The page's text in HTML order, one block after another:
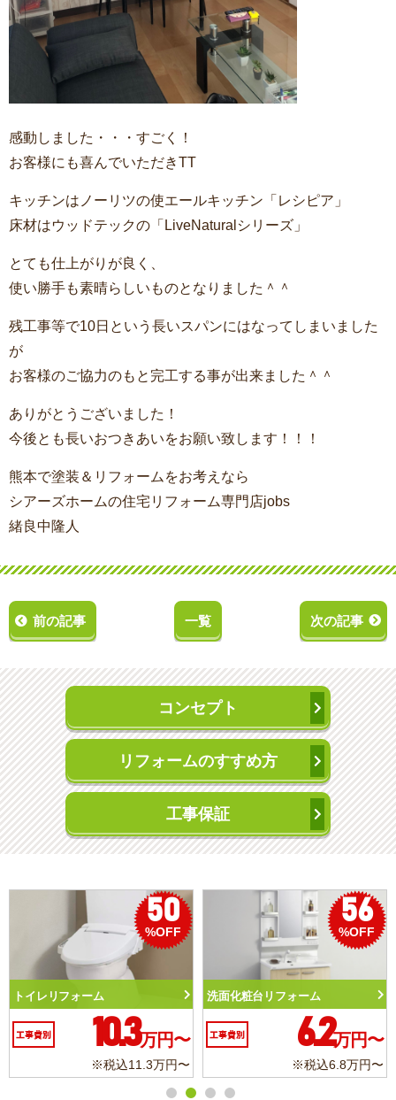
感動しました・・・すごく！
お客様にも喜んでいただきTT
キッチンはノーリツの使エールキッチン「レシピア」
床材はウッドテックの「LiveNaturalシリーズ」
とても仕上がりが良く、
使い勝手も素晴らしいものとなりました＾＾
残工事等で10日という長いスパンにはなってしまいました
が
お客様のご協力のもと完工する事が出来ました＾＾
ありがとうございました！
今後とも長いおつきあいをお願い致します！！！
熊本で塗装＆リフォームをお考えなら
シアーズホームの住宅リフォーム専門店jobs
緒良中隆人
前の記事 一覧 次の記事
コンセプト
リフォームのすすめ方
工事保証
50
%OFF
トイレリフォーム
工事費別 10.3万円〜
※税込11.3万円〜
56
%OFF
洗面化粧台リフォーム
工事費別 6.2万円〜
※税込6.8万円〜